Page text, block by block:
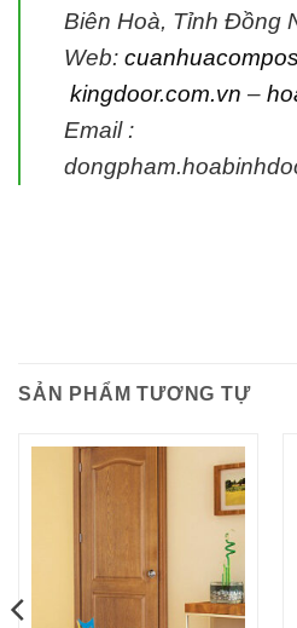
Biên Hoà, Tỉnh Đồng
Web:
kingdoor.com.vn –
Email :
SẢN PHẨM TƯƠNG TỰ